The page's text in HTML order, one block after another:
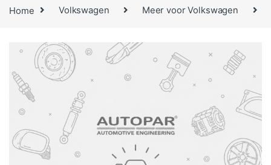
Home Volkswagen Meer voor Volkswagen